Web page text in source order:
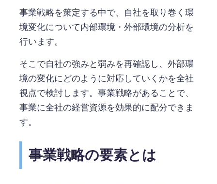
事業戦略を策定する中で、自社を取り巻く環
境変化について内部環境・外部環境の分析を
行います。
そこで自社の強みと弱みを再確認し、外部環
境の変化にどのように対応していくかを全社
視点で検討します。事業戦略があることで、
事業に全社の経営資源を効果的に配分できま
す。
事業戦略の要素とは